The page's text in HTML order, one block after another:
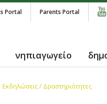
Portal Parents Portal
νηπιαγωγείο
Εκδηλώσεις / Δραστηριότητες